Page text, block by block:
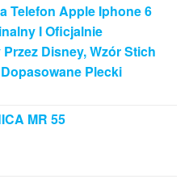
Telefon Apple Iphone 6
I Oficjalnie
Disney, Wzór Stich
Plecki
MR 55